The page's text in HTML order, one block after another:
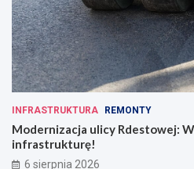
o
ś
c
i
INFRASTRUKTURA REMONTY
Modernizacja ulicy Rdestowej:
infrastrukturę!
6 sierpnia 2026